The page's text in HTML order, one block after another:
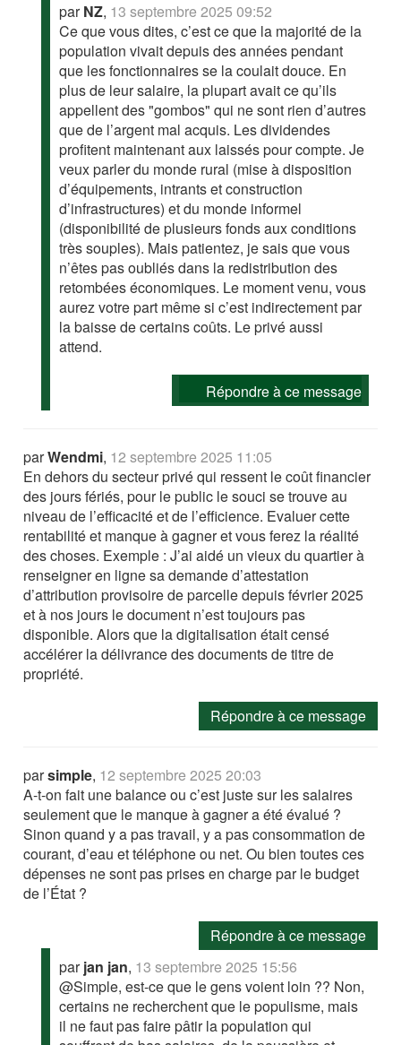
parNZ, 13 septembre 2025 09:52
Ce que vous dites, c’est ce que la majorité de la
population vivait depuis des années pendant
que les fonctionnaires se la coulait douce. En
plus de leur salaire, la plupart avait ce qu’ils
appellent des "gombos" qui ne sont rien d’autres
que de l’argent mal acquis. Les dividendes
profitent maintenant aux laissés pour compte. Je
veux parler du monde rural (mise à disposition
d’équipements, intrants et construction
d’infrastructures) et du monde informel
(disponibilité de plusieurs fonds aux conditions
très souples). Mais patientez, je sais que vous
n’êtes pas oubliés dans la redistribution des
retombées économiques. Le moment venu, vous
aurez votre part même si c’est indirectement par
la baisse de certains coûts. Le privé aussi
attend.
Répondre à ce message
parWendmi, 12 septembre 2025 11:05
En dehors du secteur privé qui ressent le coût financier
des jours fériés, pour le public le souci se trouve au
niveau de l’efficacité et de l’efficience. Evaluer cette
rentabilité et manque à gagner et vous ferez la réalité
des choses. Exemple : J’ai aidé un vieux du quartier à
renseigner en ligne sa demande d’attestation
d’attribution provisoire de parcelle depuis février 2025
et à nos jours le document n’est toujours pas
disponible. Alors que la digitalisation était censé
accélérer la délivrance des documents de titre de
propriété.
Répondre à ce message
parsimple, 12 septembre 2025 20:03
A-t-on fait une balance ou c’est juste sur les salaires
seulement que le manque à gagner a été évalué ?
Sinon quand y a pas travail, y a pas consommation de
courant, d’eau et téléphone ou net. Ou bien toutes ces
dépenses ne sont pas prises en charge par le budget
de l’État ?
Répondre à ce message
parjan jan, 13 septembre 2025 15:56
@Simple, est-ce que le gens voient loin ?? Non,
certains ne recherchent que le populisme, mais
il ne faut pas faire pâtir la population qui